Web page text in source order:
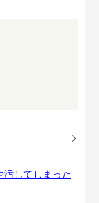
汚してしまった